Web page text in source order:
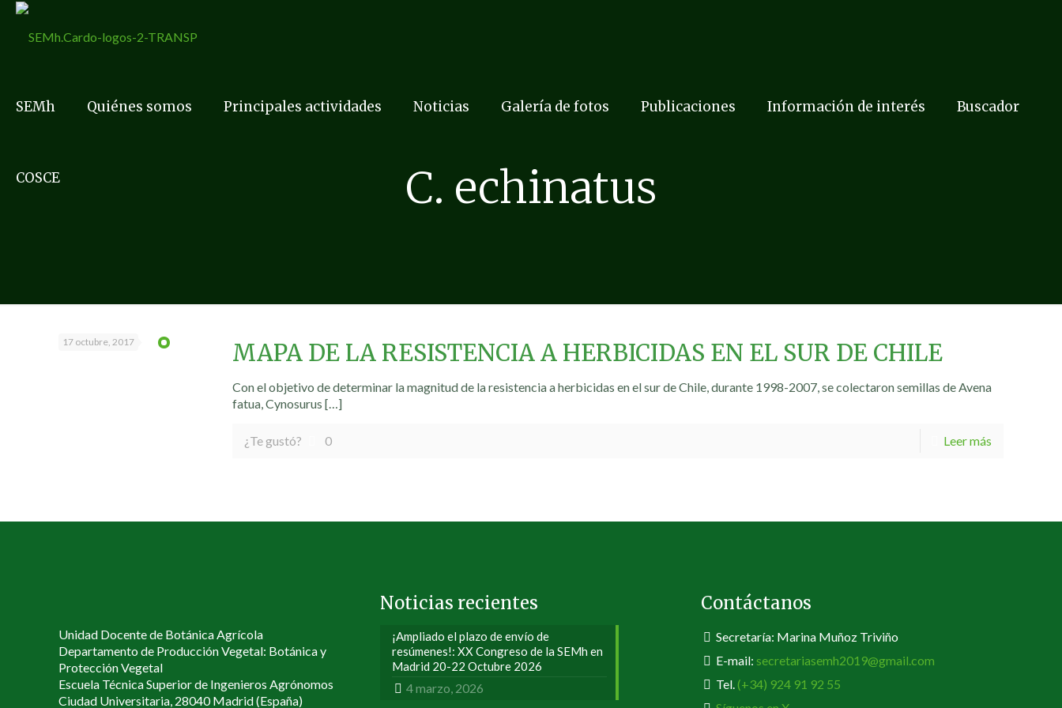
SEMh Quiénes somos Principales actividades Noticias Galería de fotos Publicaciones Información de interés Buscador
COSCE C. echinatus
17 octubre, 2017 MAPA DE LA RESISTENCIA A HERBICIDAS EN EL SUR DE CHILE
Con el objetivo de determinar la magnitud de la resistencia a herbicidas en el sur de Chile, durante 1998-2007, se colectaron semillas de Avena
fatua, Cynosurus […]
¿Te gustó? 0 Leer más
Unidad Docente de Botánica Agrícola
Departamento de Producción Vegetal: Botánica y
Protección Vegetal
Escuela Técnica Superior de Ingenieros Agrónomos
Ciudad Universitaria, 28040 Madrid (España)
Noticias recientes
¡Ampliado el plazo de envío de
resúmenes!: XX Congreso de la SEMh en
Madrid 20-22 Octubre 2026
4 marzo, 2026
Contáctanos
Secretaría: Marina Muñoz Triviño
E-mail: secretariasemh2019@gmail.com
Tel. (+34) 924 91 92 55